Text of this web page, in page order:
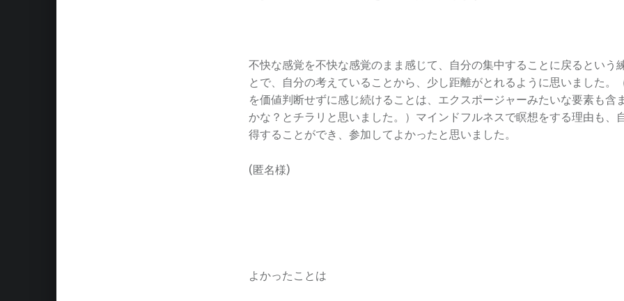
不快な感覚を不快な感覚のまま感じて、自分の集中することに戻るという
とで、自分の考えていることから、少し距離がとれるように思いました。
を価値判断せずに感じ続けることは、エクスポージャーみたいな要素も含
かな？とチラリと思いました。）マインドフルネスで瞑想をする理由も、
得することができ、参加してよかったと思いました。
(匿名様)
よかったことは